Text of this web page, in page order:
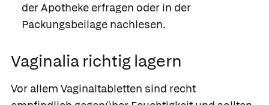
der Apotheke erfragen oder in der
Packungsbeilage nachlesen.
Vaginalia richtig lagern
Vor allem Vaginaltabletten sind recht